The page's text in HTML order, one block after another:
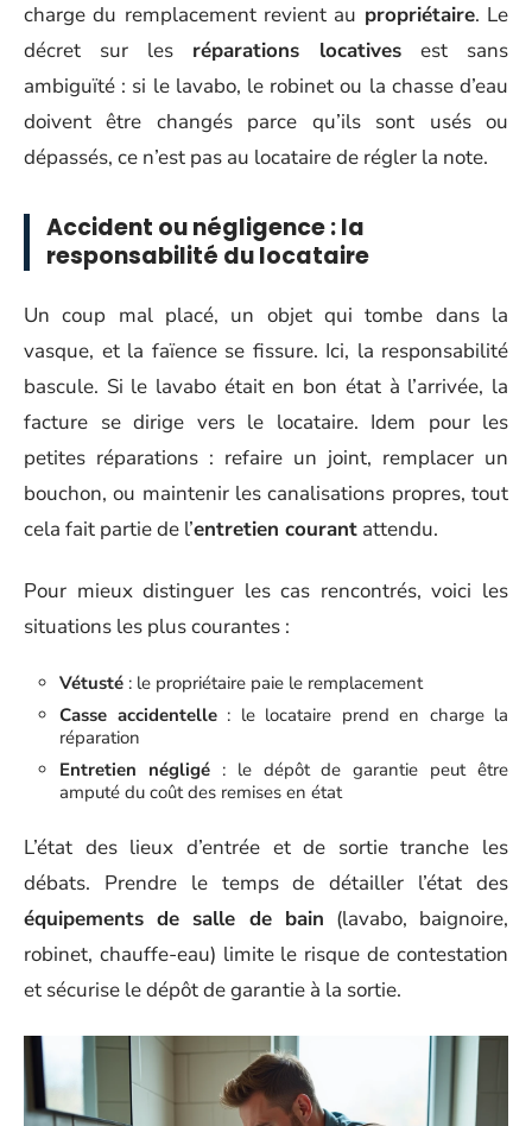
charge du remplacement revient au propriétaire. Le
décret sur les réparations locatives est sans
ambiguïté : si le lavabo, le robinet ou la chasse d’eau
doivent être changés parce qu’ils sont usés ou
dépassés, ce n’est pas au locataire de régler la note.
Accident ou négligence : la
responsabilité du locataire
Un coup mal placé, un objet qui tombe dans la
vasque, et la faïence se fissure. Ici, la responsabilité
bascule. Si le lavabo était en bon état à l’arrivée, la
facture se dirige vers le locataire. Idem pour les
petites réparations : refaire un joint, remplacer un
bouchon, ou maintenir les canalisations propres, tout
cela fait partie de l’entretien courant attendu.
Pour mieux distinguer les cas rencontrés, voici les
situations les plus courantes :
Vétusté : le propriétaire paie le remplacement
Casse accidentelle: le locataire prend en charge la
réparation
Entretien négligé: le dépôt de garantie peut être
amputé du coût des remises en état
L’état des lieux d’entrée et de sortie tranche les
débats. Prendre le temps de détailler l’état des
équipements de salle de bain (lavabo, baignoire,
robinet, chauffe-eau) limite le risque de contestation
et sécurise le dépôt de garantie à la sortie.